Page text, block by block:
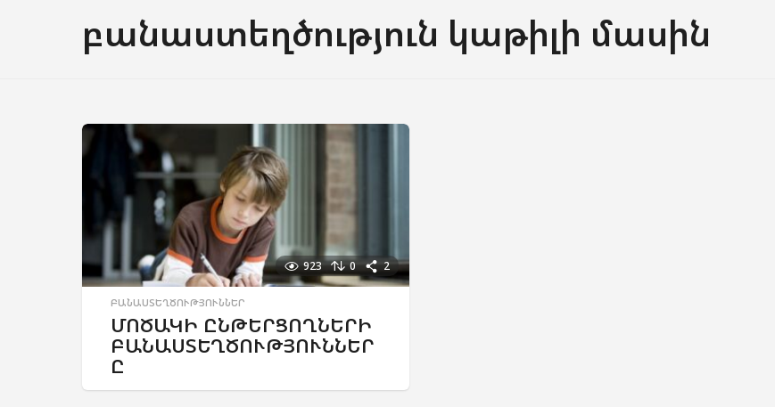
բանաստեղծություն կաթիլի մասին
923 0 2
ԲԱՆԱՍՏԵՂԾՈՒԹՅՈՒՆՆԵՐ
ՄՈԾԱԿԻ ԸՆԹԵՐՑՈՂՆԵՐԻ
ԲԱՆԱՍՏԵՂԾՈՒԹՅՈՒՆՆԵՐ
Ը